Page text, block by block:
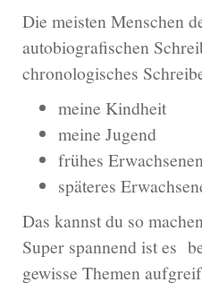
Die meisten Menschen
autobiografischen
chronologisches
meine Kindheit
meine Jugend
frühes
späteres
Das kannst du so
Super spannend ist es
gewisse Themen